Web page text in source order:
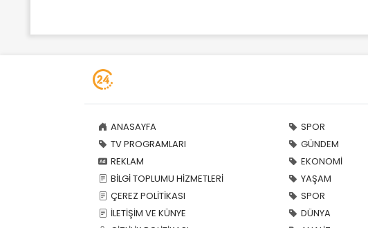
ANASAYFA
TV PROGRAMLARI
REKLAM
BİLGİ TOPLUMU HİZMETLERİ
ÇEREZ POLİTİKASI
İLETİŞİM VE KÜNYE
SPOR
GÜNDEM
EKONOMİ
YAŞAM
SPOR
DÜNYA